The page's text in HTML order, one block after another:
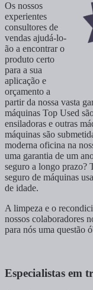
Os nossos
experientes
consultores de
vendas ajudá-lo-
ão a encontrar o
produto certo
para a sua
aplicação e
orçamento a
partir da nossa vasta
máquinas Top Used
ensiladoras e outras
máquinas são
moderna oficina na
uma garantia de um
seguro a longo prazo?
seguro de máquinas
de idade.
A limpeza e o
nossos colaboradores
para nós uma questão
Especialistas em